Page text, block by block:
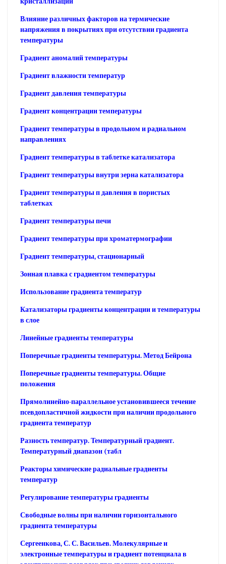
Влияние различных факторов на термические
напряжения в покрытиях при отсутствии градиента
температуры
Градиент аномалий температуры
Градиент влажности температур
Градиент давления температуры
Градиент концентрации температуры
Градиент температуры в продольном и радиальном
направлениях
Градиент температуры в таблетке катализатора
Градиент температуры внутри зерна катализатора
Градиент температуры п давления в пористых
таблетках
Градиент температуры печи
Градиент температуры при хроматермографии
Градиент температуры, стационарный
Зонная плавка с градиентом температуры
Использование градиента температур
Катализаторы градиенты концентрации и температуры
в слое
Линейные градиенты температуры
Поперечные градиенты температуры. Метод Бейрона
Поперечные градиенты температуры. Общие
положения
Прямолинейно-параллельное установившееся течение
псевдопластичной жидкости при наличии продольного
градиента температур
Разность температур. Температурный градиент.
Температурный диапазон (табл
Реакторы химические радиальные градиенты
температур
Регулирование температуры градиенты
Свободные волны при наличии горизонтального
градиента температуры
Сергеенкова, С. С. Васильев. Молекулярные и
электронные температуры и градиент потенциала в